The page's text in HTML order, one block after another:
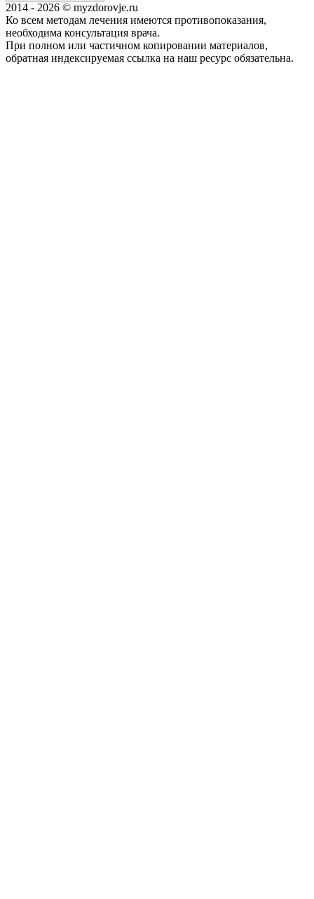
2014 - 2026 © myzdorovje.ru
Ко всем методам лечения имеются противопоказания,
необходима консультация врача.
При полном или частичном копировании материалов,
обратная индексируемая ссылка на наш ресурс обязательна.